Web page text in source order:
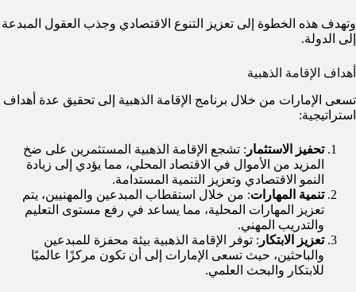
وتهدف هذه الخطوة إلى تعزيز التنوع الاقتصادي وجذب العقول المبدعة
إلى الدولة.
أهداف الإقامة الذهبية
تسعى الإمارات من خلال برنامج الإقامة الذهبية إلى تحقيق عدة أهداف
استراتيجية:
تحفيز الاستثمار : تشجع الإقامة الذهبية المستثمرين على ضخ
المزيد من الأموال في الاقتصاد المحلي، مما يؤدي إلى زيادة
النمو الاقتصادي وتعزيز التنمية المستدامة.
تنمية المهارات: من خلال استقطاب المبدعين والمهنيين، يتم
تعزيز المهارات المحلية، مما يساعد في رفع مستوى التعليم
والتدريب المهني.
تعزيز الابتكار : توفر الإقامة الذهبية بيئة محفزة للمبدعين
والباحثين، حيث تسعى الإمارات إلى أن تكون مركزًا عالميًا
للابتكار والبحث العلمي.